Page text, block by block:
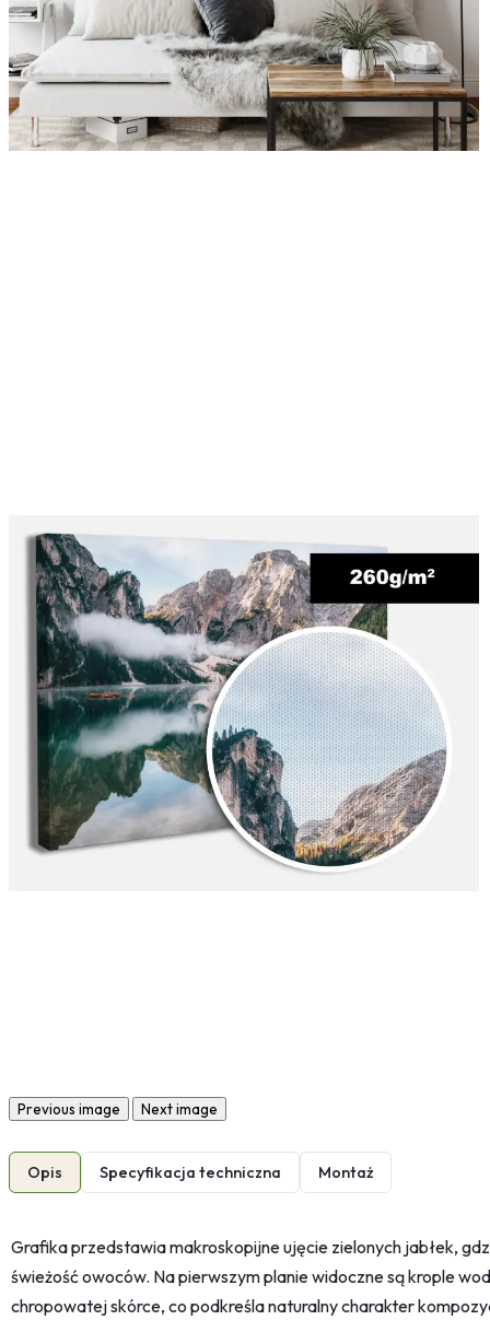
Previous image Next image
Opis Specyfikacja techniczna Montaż
Grafika przedstawia makroskopijne ujęcie zielonych jabłek,
świeżość owoców. Na pierwszym planie widoczne są krople
chropowatej skórce, co podkreśla naturalny charakter